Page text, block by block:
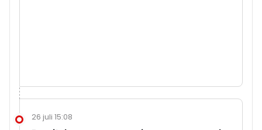
26 juli 15:08